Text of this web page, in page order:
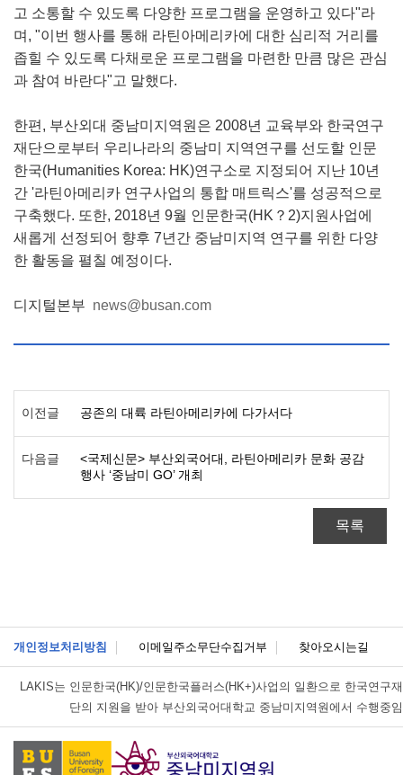
고 소통할 수 있도록 다양한 프로그램을 운영하고 있다"라
며, "이번 행사를 통해 라틴아메리카에 대한 심리적 거리를
좁힐 수 있도록 다채로운 프로그램을 마련한 만큼 많은 관심
과 참여 바란다"고 말했다.
한편, 부산외대 중남미지역원은 2008년 교육부와 한국연구
재단으로부터 우리나라의 중남미 지역연구를 선도할 인문
한국(Humanities Korea: HK)연구소로 지정되어 지난 10년
간 '라틴아메리카 연구사업의 통합 매트릭스'를 성공적으로
구축했다. 또한, 2018년 9월 인문한국(HK？2)지원사업에
새롭게 선정되어 향후 7년간 중남미지역 연구를 위한 다양
한 활동을 펼칠 예정이다.
디지털본부 news@busan.com
이전글 공존의 대륙 라틴아메리카에 다가서다
다음글
<국제신문> 부산외국어대, 라틴아메리카 문화 공감
행사 ‘중남미 GO’ 개최
목록
개인정보처리방침 이메일주소무단수집거부 찾아오시는길
LAKIS는 인문한국(HK)/인문한국플러스(HK+)사업의 일환으로 한국연구재
단의 지원을 받아 부산외국어대학교 중남미지역원에서 수행중임